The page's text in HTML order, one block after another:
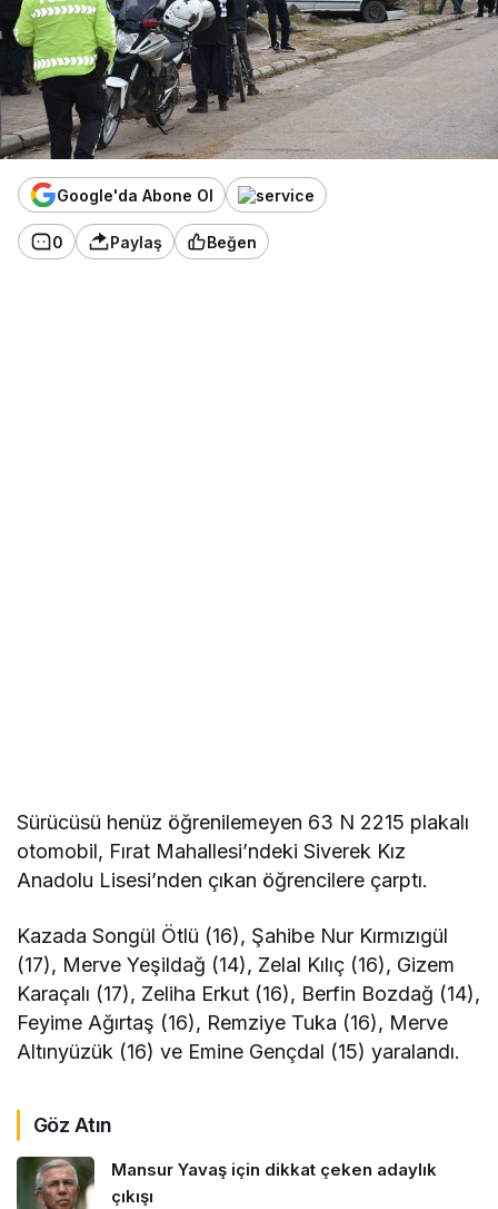
Google'da Abone Ol
0 Paylaş Beğen
Sürücüsü henüz öğrenilemeyen 63 N 2215 plakalı
otomobil, Fırat Mahallesi’ndeki Siverek Kız
Anadolu Lisesi’nden çıkan öğrencilere çarptı.
Kazada Songül Ötlü (16), Şahibe Nur Kırmızıgül
(17), Merve Yeşildağ (14), Zelal Kılıç (16), Gizem
Karaçalı (17), Zeliha Erkut (16), Berfin Bozdağ (14),
Feyime Ağırtaş (16), Remziye Tuka (16), Merve
Altınyüzük (16) ve Emine Gençdal (15) yaralandı.
Göz Atın
Mansur Yavaş için dikkat çeken adaylık
çıkışı